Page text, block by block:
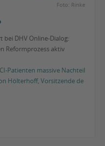
Foto: Rinke
DHV Online-Dialog:
Reformprozess aktiv
Patienten massive Nachteil
Hölterhoff, Vorsitzende de